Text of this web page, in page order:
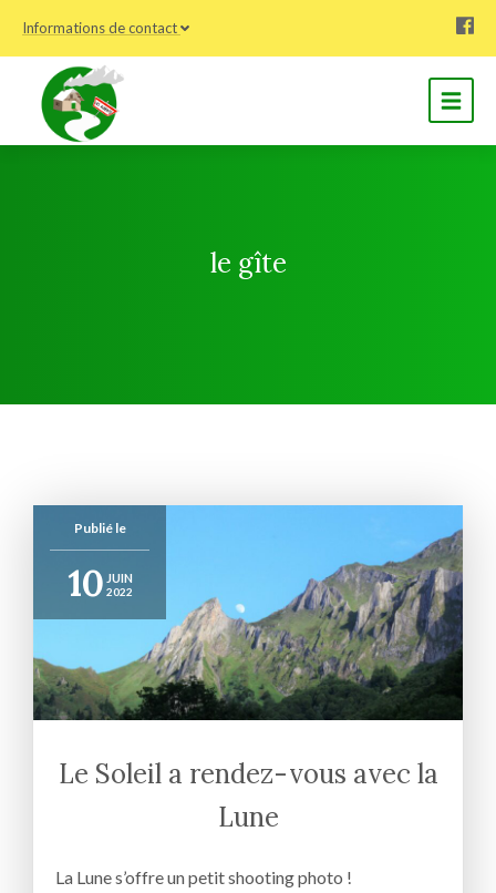
Informations de contact
le gîte
Publié le
10 JUIN
2022
Le Soleil a rendez-vous avec la
Lune
La Lune s’offre un petit shooting photo !